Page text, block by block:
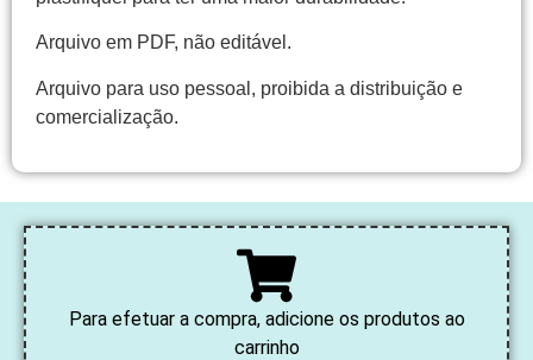
Arquivo em PDF, não editável.
Arquivo para uso pessoal, proibida a distribuição e
comercialização.
Para efetuar a compra, adicione os produtos ao
carrinho